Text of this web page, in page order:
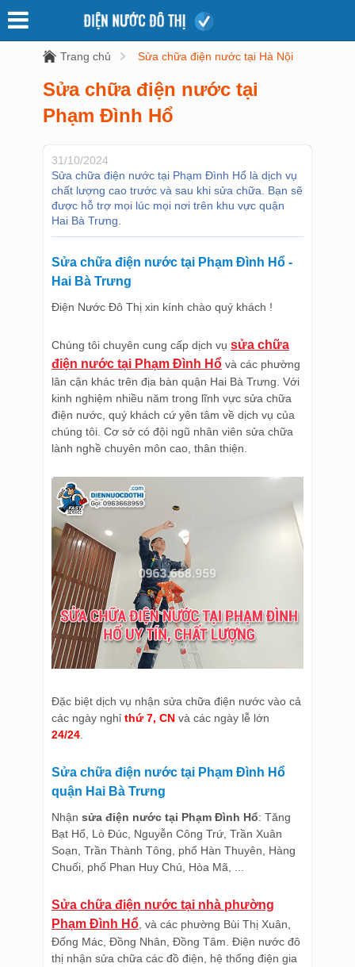
Trang chủ Sửa chữa điện nước tại Hà Nội
Sửa chữa điện nước tại
Phạm Đình Hổ
31/10/2024
Sửa chữa điện nước tại Phạm Đình Hổ là dịch vụ
chất lượng cao trước và sau khi sửa chữa. Bạn sẽ
được hỗ trợ mọi lúc mọi nơi trên khu vực quận
Hai Bà Trưng.
Sửa chữa điện nước tại Phạm Đình Hổ -
Hai Bà Trưng
Điện Nước Đô Thị xin kính chào quý khách !
Chúng tôi chuyên cung cấp dịch vụ sửa chữa
điện nước tại Phạm Đình Hổ và các phường
lân cận khác trên địa bàn quận Hai Bà Trưng. Với
kinh nghiệm nhiều năm trong lĩnh vực sửa chữa
điện nước, quý khách cứ yên tâm về dịch vụ của
chúng tôi. Cơ sở có đội ngũ nhân viên sửa chữa
lành nghề chuyên môn cao, thân thiện.
Đặc biệt dịch vụ nhận sửa chữa điện nước vào cả
các ngày nghỉ thứ 7, CN và các ngày lễ lớn
24/24
Sửa chữa điện nước tại Phạm Đình Hổ
quận Hai Bà Trưng
Nhận sửa điện nước tại Phạm Đình Hổ: Tăng
Bạt Hổ, Lò Đúc, Nguyễn Công Trứ, Trần Xuân
Soạn, Trần Thành Tông, phố Hàn Thuyên, Hàng
Chuối, phố Phan Huy Chú, Hòa Mã, ...
Sửa chữa điện nước tại nhà phường
Phạm Đình Hổ , và các phường Bùi Thị Xuân,
Đống Mác, Đồng Nhân, Đồng Tâm. Điện nước đô
thị nhận sửa chữa các đồ điện, hệ thống điện gia